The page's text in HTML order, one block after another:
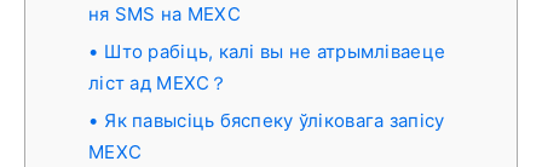
ня SMS на MEXC
Што рабіць, калі вы не атрымліваеце
ліст ад MEXC？
Як павысіць бяспеку ўліковага запісу
MEXC